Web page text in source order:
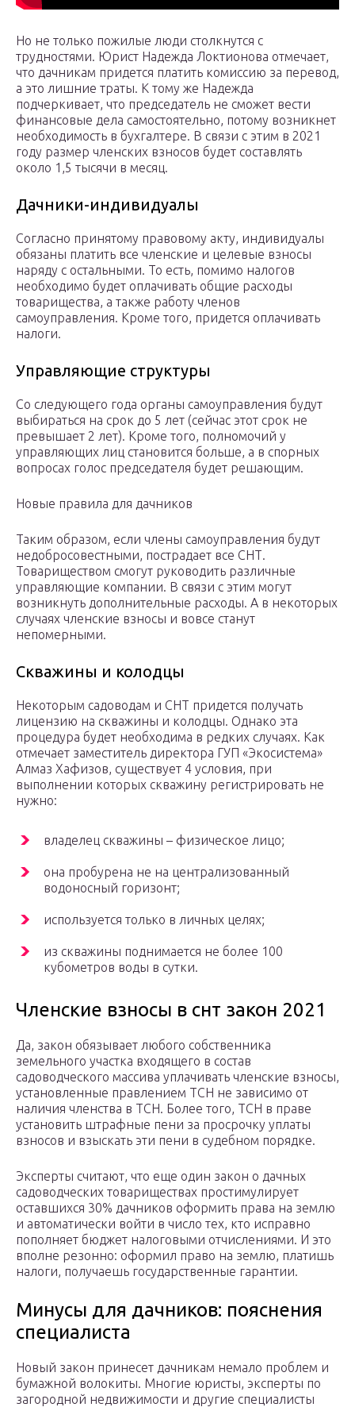
Но не только пожилые люди столкнутся с
трудностями. Юрист Надежда Локтионова отмечает,
что дачникам придется платить комиссию за перевод,
а это лишние траты. К тому же Надежда
подчеркивает, что председатель не сможет вести
финансовые дела самостоятельно, потому возникнет
необходимость в бухгалтере. В связи с этим в 2021
году размер членских взносов будет составлять
около 1,5 тысячи в месяц.
Дачники-индивидуалы
Согласно принятому правовому акту, индивидуалы
обязаны платить все членские и целевые взносы
наряду с остальными. То есть, помимо налогов
необходимо будет оплачивать общие расходы
товарищества, а также работу членов
самоуправления. Кроме того, придется оплачивать
налоги.
Управляющие структуры
Со следующего года органы самоуправления будут
выбираться на срок до 5 лет (сейчас этот срок не
превышает 2 лет). Кроме того, полномочий у
управляющих лиц становится больше, а в спорных
вопросах голос председателя будет решающим.
Новые правила для дачников
Таким образом, если члены самоуправления будут
недобросовестными, пострадает все СНТ.
Товариществом смогут руководить различные
управляющие компании. В связи с этим могут
возникнуть дополнительные расходы. А в некоторых
случаях членские взносы и вовсе станут
непомерными.
Скважины и колодцы
Некоторым садоводам и СНТ придется получать
лицензию на скважины и колодцы. Однако эта
процедура будет необходима в редких случаях. Как
отмечает заместитель директора ГУП «Экосистема»
Алмаз Хафизов, существует 4 условия, при
выполнении которых скважину регистрировать не
нужно:
владелец скважины – физическое лицо;
она пробурена не на централизованный
водоносный горизонт;
используется только в личных целях;
из скважины поднимается не более 100
кубометров воды в сутки.
Членские взносы в снт закон 2021
Да, закон обязывает любого собственника
земельного участка входящего в состав
садоводческого массива уплачивать членские взносы,
установленные правлением ТСН не зависимо от
наличия членства в ТСН. Более того, ТСН в праве
установить штрафные пени за просрочку уплаты
взносов и взыскать эти пени в судебном порядке.
Эксперты считают, что еще один закон о дачных
садоводческих товариществах простимулирует
оставшихся 30% дачников оформить права на землю
и автоматически войти в число тех, кто исправно
пополняет бюджет налоговыми отчислениями. И это
вполне резонно: оформил право на землю, платишь
налоги, получаешь государственные гарантии.
Минусы для дачников: пояснения
специалиста
Новый закон принесет дачникам немало проблем и
бумажной волокиты. Многие юристы, эксперты по
загородной недвижимости и другие специалисты